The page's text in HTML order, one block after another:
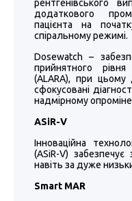
рентгенівського
додаткового
пацієнта на
спіральному режимі.
Dosewatch –
прийнятного
(ALARA), при цьому
сфокусовані
надмірному
ASiR-V
Інноваційна
(ASiR-V)
навіть за дуже
Smart MAR